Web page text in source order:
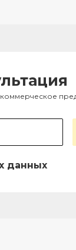
коммерческое
данных